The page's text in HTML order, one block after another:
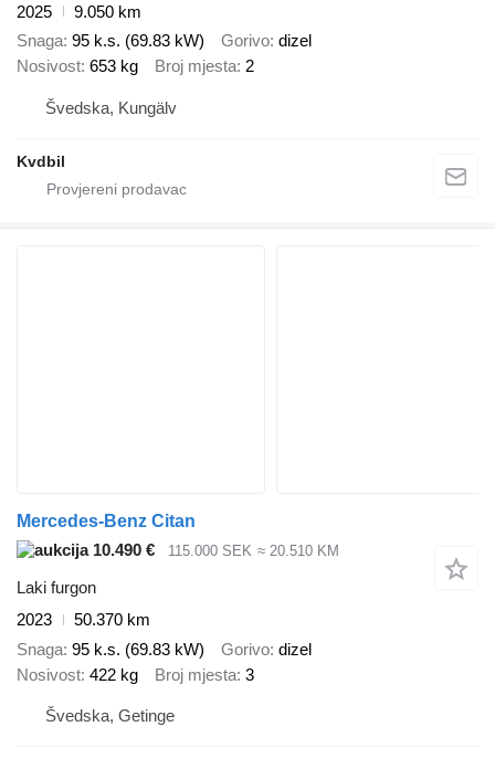
2025
9.050 km
Snaga 95 k.s. (69.83 kW) Gorivo dizel
Nosivost 653 kg Broj mjesta 2
Švedska, Kungälv
Kvdbil
Mercedes-Benz Citan
10.490 €
115.000 SEK ≈ 20.510 KM
Laki furgon
2023
50.370 km
Snaga 95 k.s. (69.83 kW) Gorivo dizel
Nosivost 422 kg Broj mjesta 3
Švedska, Getinge